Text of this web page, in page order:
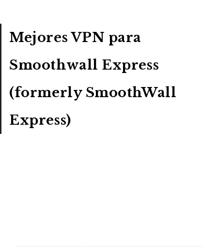
Mejores VPN para
Smoothwall Express
(formerly SmoothWall
Express)